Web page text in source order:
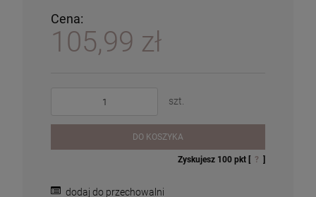
Cena:
105,99 zł
szt.
DO KOSZYKA
Zyskujesz 100 pkt [ ? ]
dodaj do przechowalni